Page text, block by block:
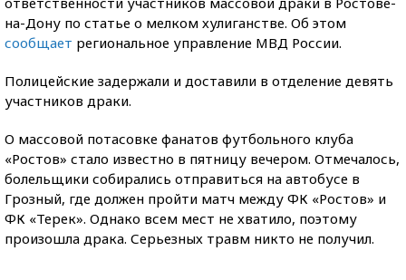
на-Дону по статье о мелком хулиганстве. Об этом
сообщает региональное управление МВД России.
Полицейские задержали и доставили в отделение девять
участников драки.
О массовой потасовке фанатов футбольного клуба
«Ростов» стало известно в пятницу вечером. Отмечалось,
болельщики собирались отправиться на автобусе в
Грозный, где должен пройти матч между ФК «Ростов» и
ФК «Терек». Однако всем мест не хватило, поэтому
произошла драка. Серьезных травм никто не получил.